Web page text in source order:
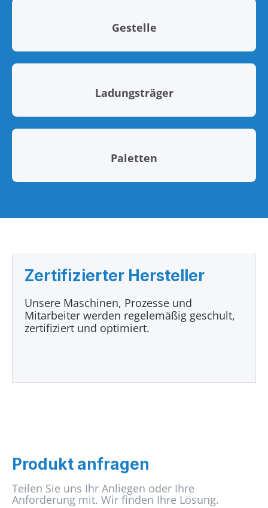
Gestelle
Ladungsträger
Paletten
Zertifizierter Hersteller
Unsere Maschinen, Prozesse und
Mitarbeiter werden regelemäßig geschult,
zertifiziert und optimiert.
Produkt anfragen
Teilen Sie uns Ihr Anliegen oder Ihre
Anforderung mit. Wir finden Ihre Lösung.